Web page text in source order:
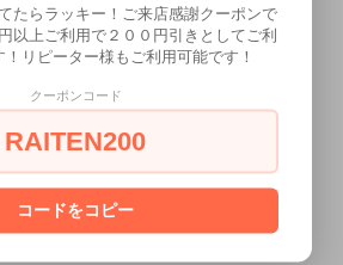
ません。
たは18歳以上ですか？
[ はい ] [ いいえ ]
たらラッキー！ご来店感謝クーポンで
以上ご利用で２００円引きとしてご利
リピーター様もご利用可能です！
クーポンコード
RAITEN200
コードをコピー